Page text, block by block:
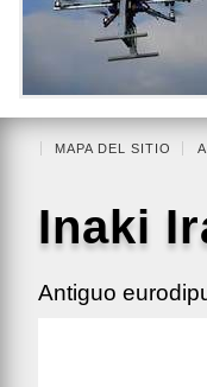
MAPA DEL SITIO
Inaki
Antiguo